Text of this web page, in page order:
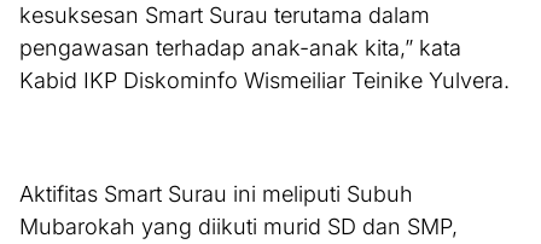
kesuksesan Smart Surau terutama dalam
pengawasan terhadap anak-anak kita,” kata
Kabid IKP Diskominfo Wismeiliar Teinike Yulvera.
Aktifitas Smart Surau ini meliputi Subuh
Mubarokah yang diikuti murid SD dan SMP,